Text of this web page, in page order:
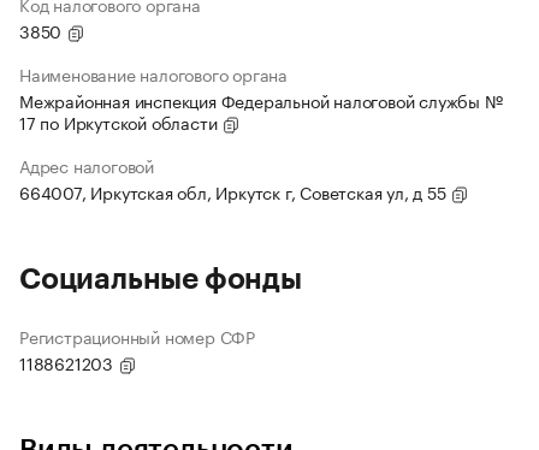
3850
Наименование налогового органа
Межрайонная инспекция Федеральной налоговой службы №
17 по Иркутской области
Адрес налоговой
664007, Иркутская обл, Иркутск г, Советская ул, д 55
Социальные фонды
Регистрационный номер СФР
1188621203